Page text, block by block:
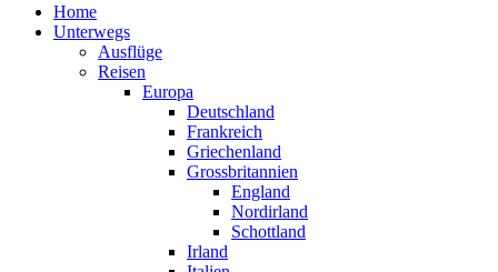
Home
Unterwegs
Ausflüge
Reisen
Europa
Deutschland
Frankreich
Griechenland
Grossbritannien
England
Nordirland
Schottland
Irland